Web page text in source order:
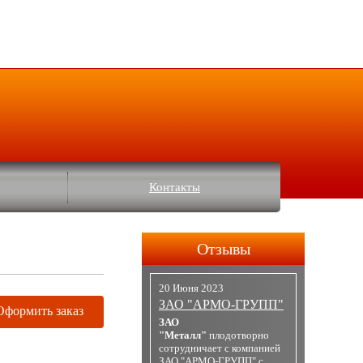
Контакты
заказ
Отзывы
20 Июня 2023
ЗАО "АРМО-ГРУПП"
ЗАО
"Металл" плодотворно
сотрудничает с компанией